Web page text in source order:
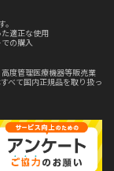
適正な使用
の購入
度管理医療機器等販売業
べて国内正規品を取り扱っ